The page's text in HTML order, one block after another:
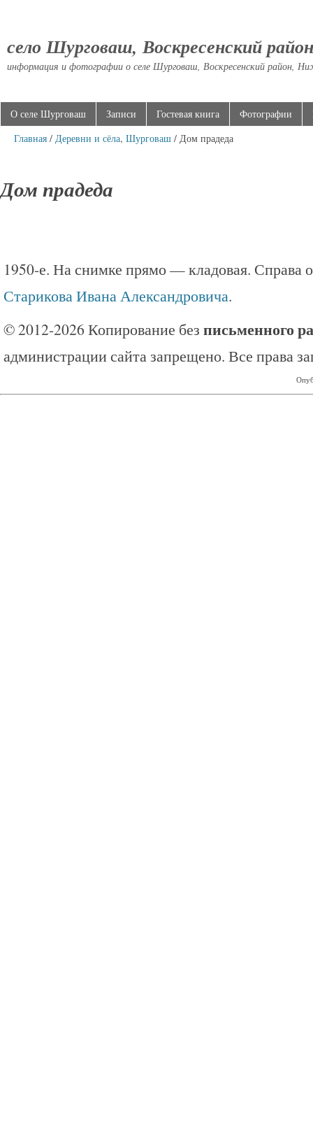
село Шурговаш, Воскресенский район
информация и фотографии о селе Шурговаш, Воскресенский район,
О селе Шурговаш Записи Гостевая книга Фотографии
Главная / Деревни и сёла, Шурговаш / Дом прадеда
Дом прадеда
1950-е. На снимке прямо — кладовая. Справа
Старикова Ивана Александровича.
© 2012-2026 Копирование без письменного
администрации сайта запрещено. Все права